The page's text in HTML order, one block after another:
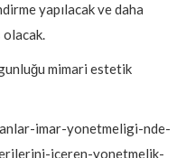
yapılacak ve daha
olacak.
mimari estetik
imar-yonetmeligi-nde-
iceren-yonetmelik-